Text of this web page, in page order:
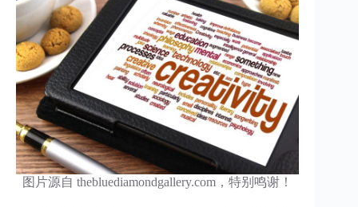
图片源自 thebluediamondgallery.com，特别鸣谢！